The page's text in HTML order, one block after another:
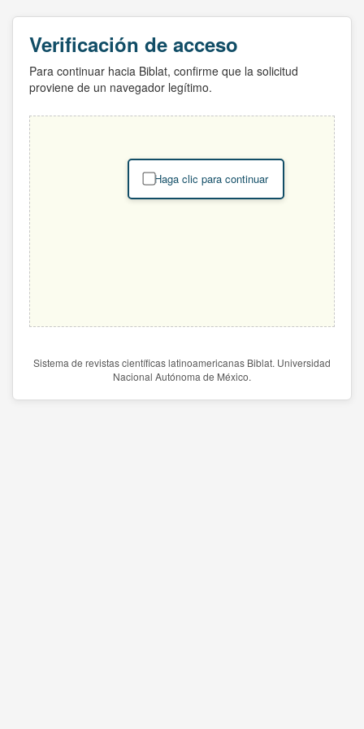
Verificación de acceso
Para continuar hacia Biblat, confirme que la solicitud
proviene de un navegador legítimo.
Haga clic para continuar
Sistema de revistas científicas latinoamericanas Biblat. Universidad
Nacional Autónoma de México.